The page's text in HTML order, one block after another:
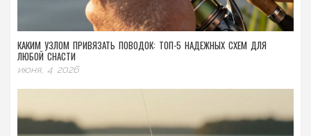
КАКИМ УЗЛОМ ПРИВЯЗАТЬ ПОВОДОК: ТОП-5 НАДЕЖНЫХ СХЕМ ДЛЯ
ЛЮБОЙ СНАСТИ
июня, 4 2026